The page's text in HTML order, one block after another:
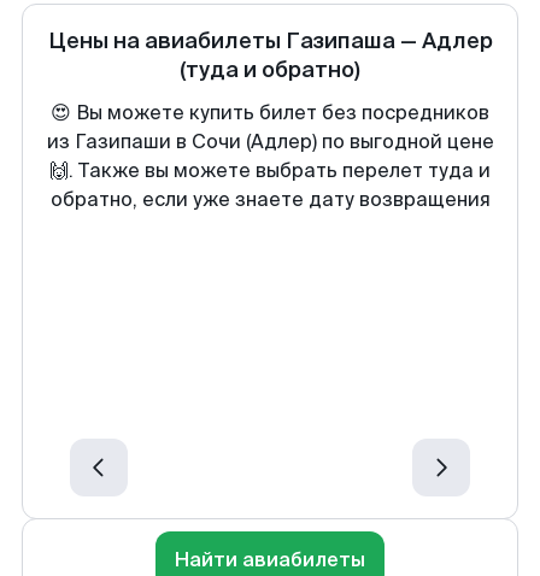
Цены на авиабилеты Газипаша— Адлер
(туда и обратно)
😍 Вы можете купить билет без посредников
из Газипаши в Сочи (Адлер) по выгодной цене
🙌. Также вы можете выбрать перелет туда и
обратно, если уже знаете дату возвращения
Найти авиабилеты